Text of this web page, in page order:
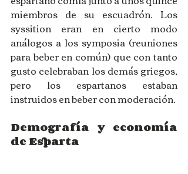
miembros de su escuadrón. Los
syssition eran en cierto modo
análogos a los symposia (reuniones
para beber en común) que con tanto
gusto celebraban los demás griegos,
pero los espartanos estaban
instruidos en beber con moderación.
Demografía y economía
de Esparta